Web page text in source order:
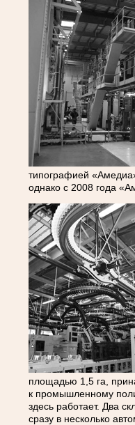
типографией
однако с 2008 года
площадью 1,5 га,
к промышленному
здесь работает. Два
сразу в несколько